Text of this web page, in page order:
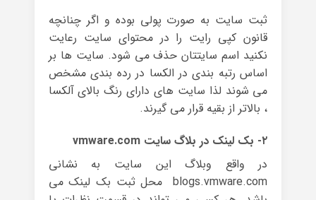
ثبت سایت به صورت پولی بوده و اگر چنانچه
قانون کپی رایت را در محتوای سایت رعایت
نکنید اسم سایتتان حذف می شود. سایت ها بر
اساس رتبه بندی در الکسا در رده بندی مشخص
می شوند لذا سایت های دارای رنگ بالای آلکسا
، بالاتر از بقیه قرار می گیرند.
۲- بک لینک در بلاگ سایت vmware.com
در واقع وبلاگ این سایت به نشانی
blogs.vmware.com محل ثبت بک لینک می